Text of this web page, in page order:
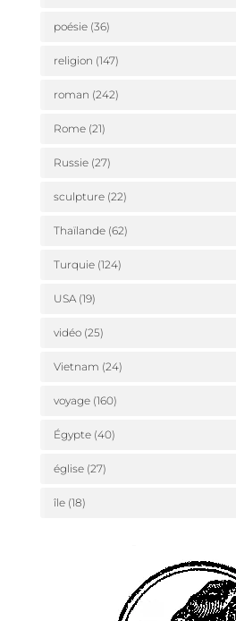
poésie(36)
religion (147)
roman (242)
Rome(21)
Russie(27)
sculpture(22)
Thaïlande(62)
Turquie(124)
USA(19)
vidéo(25)
Vietnam (24)
voyage(160)
Égypte(40)
église(27)
île(18)